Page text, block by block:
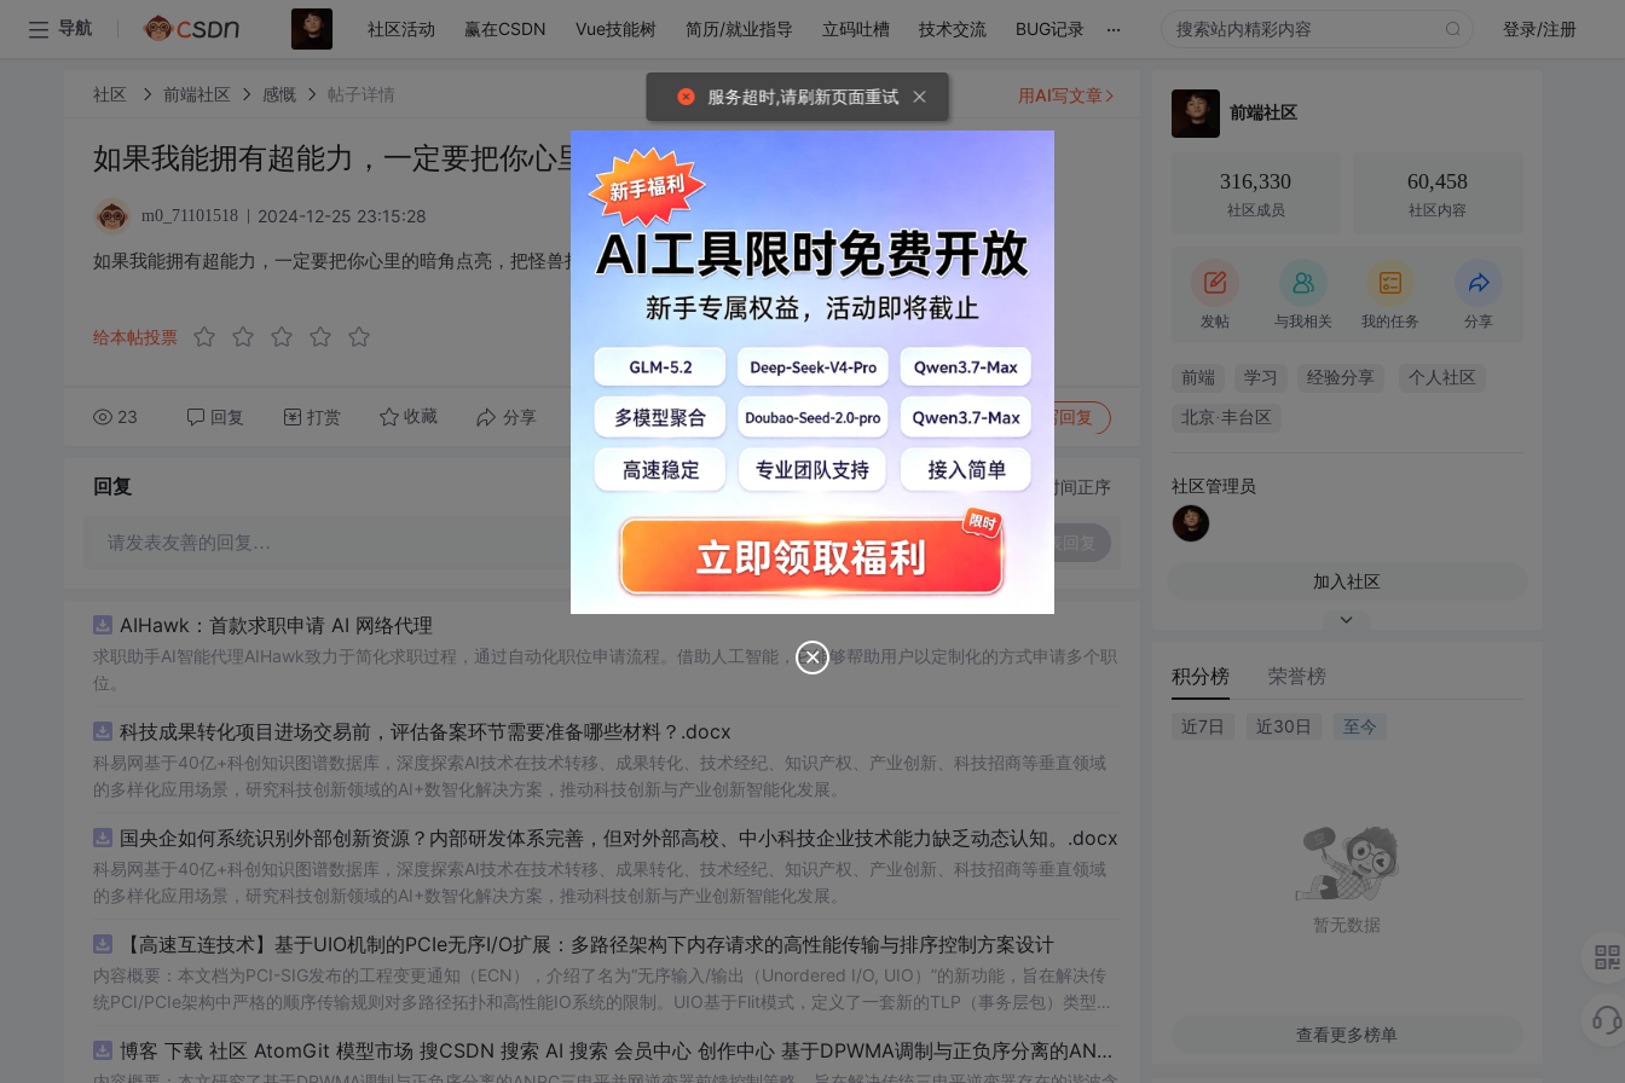
导航 社区活动 赢在CSDN Vue技能树 简历/就业指导 立码吐槽 技术交流 BUG记录 ... 登录/注册
社区 前端社区 感慨 帖子详情
如果我能拥有超能力，一定要把你心里的暗角点亮，把怪兽打跑
m0_71101518 2024-12-25 23:15:28
如果我能拥有超能力，一定要把你心里的暗角点亮，把怪兽打跑
给本帖投票
23 回复 打赏 收藏 分享 转发到动态 举报 写回复
用AI写文章
回复 切换为时间正序
请发表友善的回复…
AIHawk：首款求职申请 AI 网络代理
求职助手AI智能代理AIHawk致力于简化求职过程，通过自动化职位申请流程。借助人工智能，它能够帮助用户以定制化的方式申请多个职
位。
科技成果转化项目进场交易前，评估备案环节需要准备哪些材料？.docx
科易网基于40亿+科创知识图谱数据库，深度探索AI技术在技术转移、成果转化、技术经纪、知识产权、产业创新、科技招商等垂直领域
的多样化应用场景，研究科技创新领域的AI+数智化解决方案，推动科技创新与产业创新智能化发展。
国央企如何系统识别外部创新资源？内部研发体系完善，但对外部高校、中小科技企业技术能力缺乏动态认知。.docx
科易网基于40亿+科创知识图谱数据库，深度探索AI技术在技术转移、成果转化、技术经纪、知识产权、产业创新、科技招商等垂直领域
的多样化应用场景，研究科技创新领域的AI+数智化解决方案，推动科技创新与产业创新智能化发展。
【高速互连技术】基于UIO机制的PCIe无序I/O扩展：多路径架构下内存请求的高性能传输与排序控制方案设计
内容概要：本文档为PCI-SIG发布的工程变更通知（ECN），介绍了名为“无序输入/输出（Unordered I/O, UIO）”的新功能，旨在解决传
统PCI/PCIe架构中严格的顺序传输规则对多路径拓扑和高性能IO系统的限制。UIO基于Flit模式，定义了一套新的TLP（事务层包）类型和
O
博客 下载 社区 AtomGit 模型市场 搜CSDN 搜索 AI 搜索 会员中心 创作中心 基于DPWMA调制与正负序分离的ANPC三电平并网逆变器前馈控制策略研究（Simulink仿真实现）
前端社区
316,330
社区成员
60,458
社区内容
发帖 与我相关 我的任务 分享
前端 学习 经验分享 个人社区
北京·丰台区
社区管理员
加入社区
积分榜 荣誉榜
近7日 近30日 至今
暂无数据
查看更多榜单
服务超时,请刷新页面重试